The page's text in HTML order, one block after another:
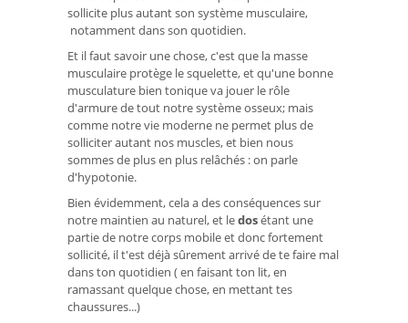
sollicite plus autant son système musculaire,
notamment dans son quotidien.
Et il faut savoir une chose, c'est que la masse
musculaire protège le squelette, et qu'une bonne
musculature bien tonique va jouer le rôle
d'armure de tout notre système osseux; mais
comme notre vie moderne ne permet plus de
solliciter autant nos muscles, et bien nous
sommes de plus en plus relâchés : on parle
d'hypotonie.
Bien évidemment, cela a des conséquences sur
notre maintien au naturel, et ledosétant une
partie de notre corps mobile et donc fortement
sollicité, il t'est déjà sûrement arrivé de te faire mal
dans ton quotidien ( en faisant ton lit, en
ramassant quelque chose, en mettant tes
chaussures...)